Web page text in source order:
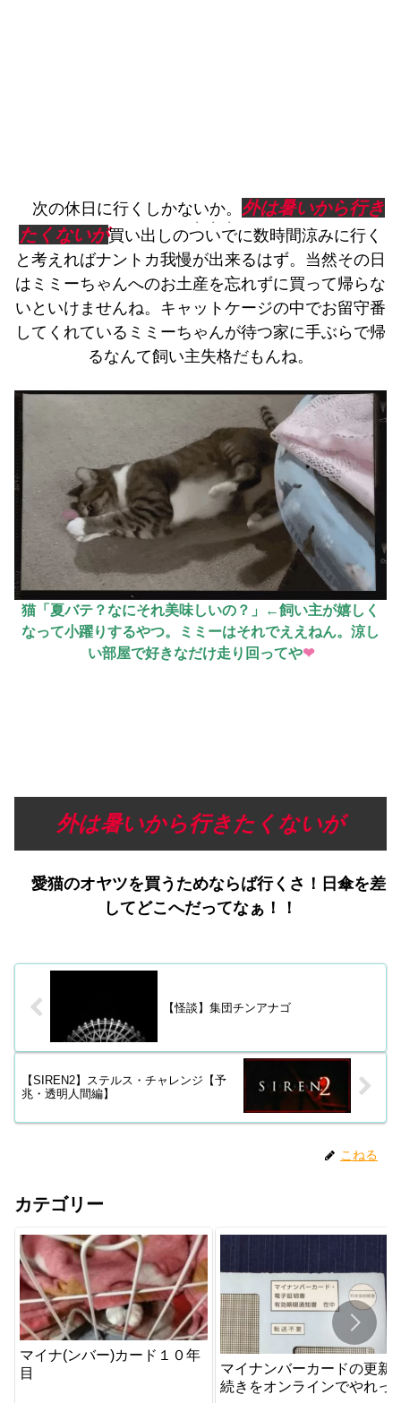
次の休日に行くしかないか。 外は暑いから行き
たくないが買い出しのついで
・・・
に数時間涼みに行く
と考えればナントカ我慢が出来るはず。当然その日
はミミーちゃんへのお土産を忘れずに買って帰らな
いといけませんね。キャットケージの中でお留守番
してくれているミミーちゃんが待つ家に手ぶらで帰
るなんて飼い主失格だもんね。
猫「夏バテ？なにそれ美味しいの？」←飼い主が嬉しく
なって小躍りするやつ。ミミーはそれでええねん。涼し
い部屋で好きなだけ走り回ってや❤
外は暑いから行きたくないが
愛猫のオヤツを買うためならば行くさ！日傘を差
してどこへだってなぁ！！
【怪談】集団チンアナゴ
【SIREN2】ステルス・チャレンジ【予
兆・透明人間編】
こねる
カテゴリー
マイナ(ンバー)カード１０年
目
マイナンバーカードの更新
続きをオンラインでやれっ